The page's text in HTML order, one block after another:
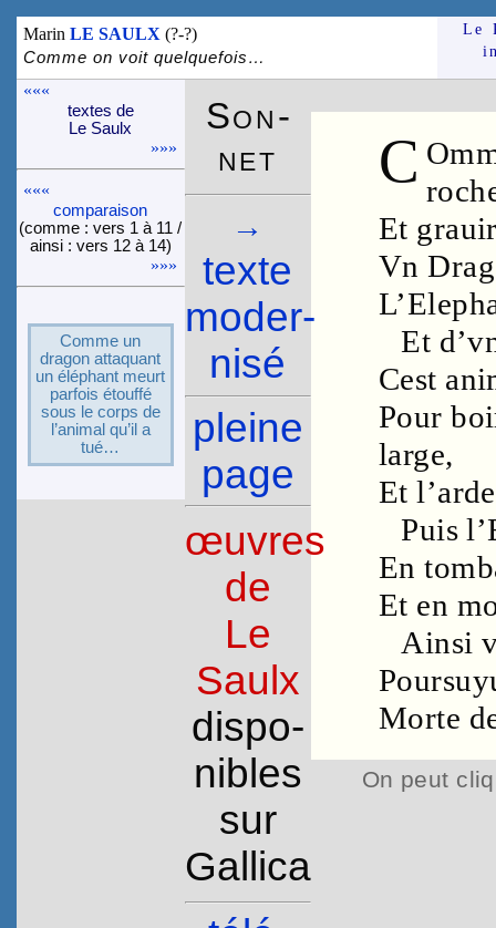
MarinLE SAULX (?-?)
Comme on voit quelquefois…
Le
«««
textes de
Le Saulx
»»»
«««
compa­rai­son
(comme : vers 1 à 11 /
ainsi : vers 12 à 14)
»»»
Comme un
dragon atta­quant
un élé­phant meurt
par­fois étouf­fé
sous le corps de
l’ani­mal qu’il a
tué…
C
Et
Vn
L’
Et
Cest
Pour
large,
Et l’
Puis l’
En
Et en
Ainsi
Morte
On peut
Son­
net
→
texte
moder­
nisé
pleine
page
œuvres
de
Le
Saulx
dispo­
nibles
sur
Gallica